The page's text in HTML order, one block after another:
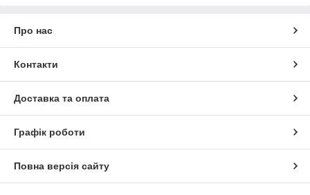
Про нас
Контакти
Доставка та оплата
Графік роботи
Повна версія сайту